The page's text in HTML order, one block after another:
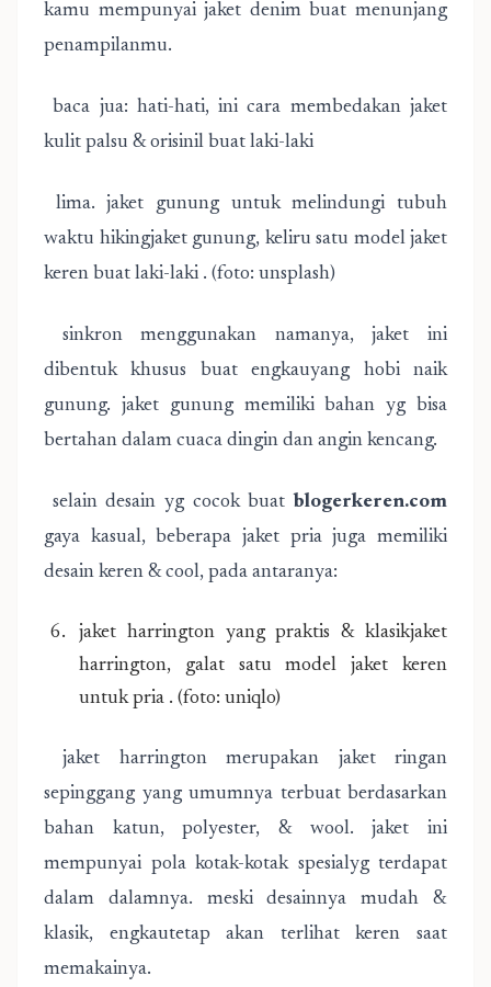
kamu mempunyai jaket denim buat menunjang
penampilanmu.
baca jua: hati-hati, ini cara membedakan jaket
kulit palsu & orisinil buat laki-laki
lima. jaket gunung untuk melindungi tubuh
waktu hikingjaket gunung, keliru satu model jaket
keren buat laki-laki . (foto: unsplash)
sinkron menggunakan namanya, jaket ini
dibentuk khusus buat engkauyang hobi naik
gunung. jaket gunung memiliki bahan yg bisa
bertahan dalam cuaca dingin dan angin kencang.
selain desain yg cocok buat blogerkeren.com
gaya kasual, beberapa jaket pria juga memiliki
desain keren & cool, pada antaranya:
jaket harrington yang praktis & klasikjaket
harrington, galat satu model jaket keren
untuk pria . (foto: uniqlo)
jaket harrington merupakan jaket ringan
sepinggang yang umumnya terbuat berdasarkan
bahan katun, polyester, & wool. jaket ini
mempunyai pola kotak-kotak spesialyg terdapat
dalam dalamnya. meski desainnya mudah &
klasik, engkautetap akan terlihat keren saat
memakainya.